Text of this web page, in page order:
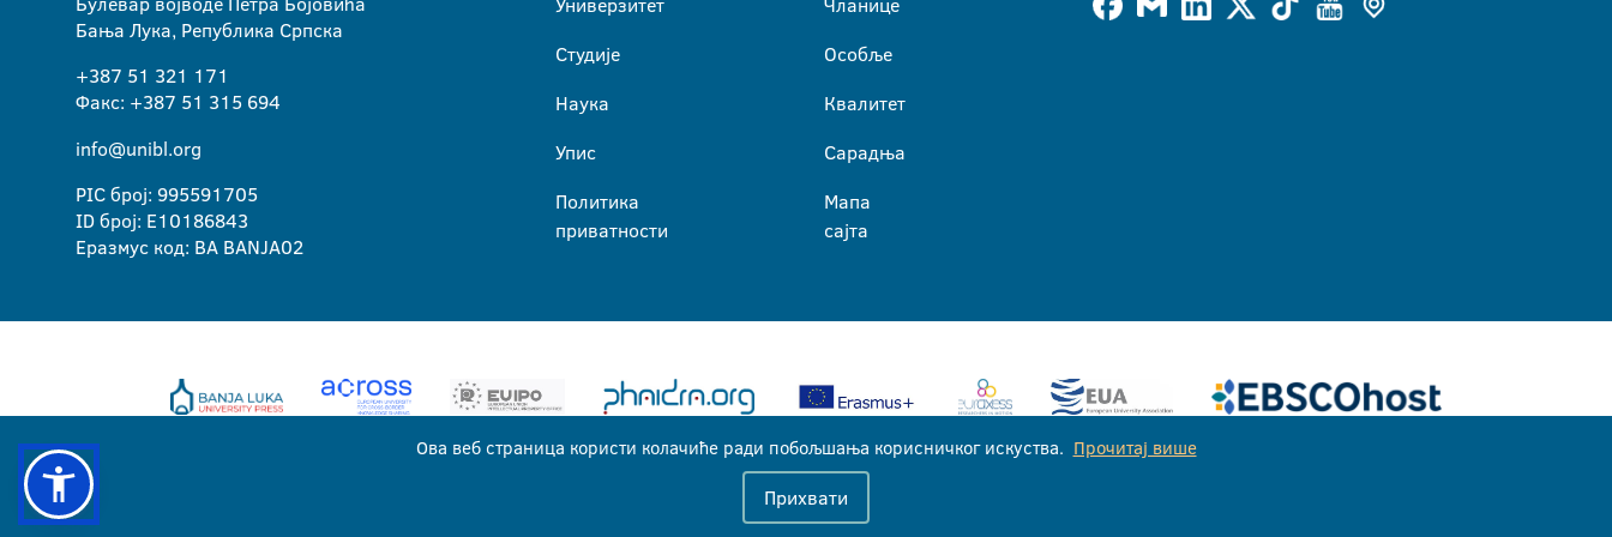
Бања Лука, Република Српска
+387 51 321 171
Факс: +387 51 315 694
info@unibl.org
PIC број: 995591705
ID број: E10186843
Еразмус код: BA BANJA02
Студије
Наука
Упис
Политика
приватности
Особље
Квалитет
Сарадња
Мапа
сајта
Сва права задржана
Ова веб страница користи колачиће ради побољшања корисничког искуства. Прочитај више
Прихвати